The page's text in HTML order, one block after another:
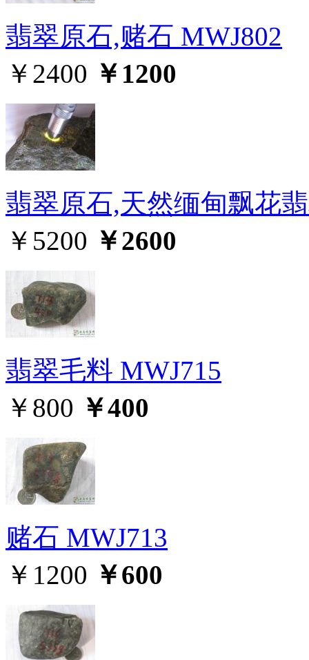
翡翠原石,赌石 MWJ802
￥2400 ￥1200
翡翠原石,天然缅甸飘花
￥5200 ￥2600
翡翠毛料 MWJ715
￥800 ￥400
赌石 MWJ713
￥1200 ￥600